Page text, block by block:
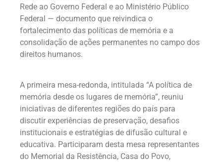
Rede ao Governo Federal e ao Ministério Público
Federal — documento que reivindica o
fortalecimento das políticas de memória e a
consolidação de ações permanentes no campo dos
direitos humanos.
A primeira mesa-redonda, intitulada “A política de
memória desde os lugares de memória”, reuniu
iniciativas de diferentes regiões do país para
discutir experiências de preservação, desafios
institucionais e estratégias de difusão cultural e
educativa. Participaram desta mesa representantes
do Memorial da Resistência, Casa do Povo,